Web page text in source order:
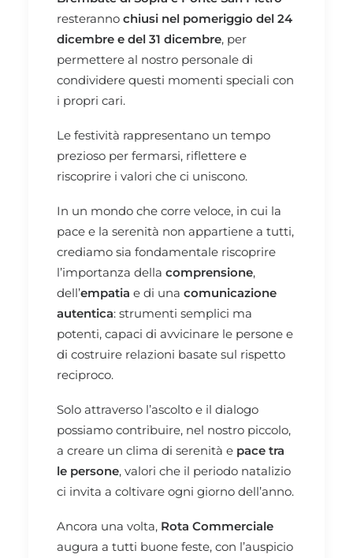
resteranno chiusi nel pomeriggio del 24
dicembre e del 31 dicembre, per
permettere al nostro personale di
condividere questi momenti speciali con
i propri cari.
Le festività rappresentano un tempo
prezioso per fermarsi, riflettere e
riscoprire i valori che ci uniscono.
In un mondo che corre veloce, in cui la
pace e la serenità non appartiene a tutti,
crediamo sia fondamentale riscoprire
l’importanza della comprensione,
dell’empatia e di una comunicazione
autentica: strumenti semplici ma
potenti, capaci di avvicinare le persone e
di costruire relazioni basate sul rispetto
reciproco.
Solo attraverso l’ascolto e il dialogo
possiamo contribuire, nel nostro piccolo,
a creare un clima di serenità e pace tra
le persone, valori che il periodo natalizio
ci invita a coltivare ogni giorno dell’anno.
Ancora una volta, Rota Commerciale
augura a tutti buone feste, con l’auspicio